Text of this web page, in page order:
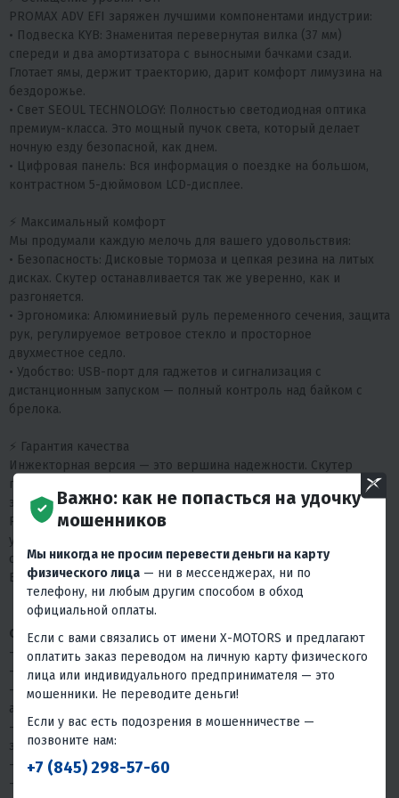
PROMAX ADV EFI заряжен лучшими компонентами индустрии:
• Подвеска KYB: Знаменитая перевернутая вилка (37 мм)
спереди и два амортизатора с выносными бачками сзади.
Глотает ямы, держит траекторию, дарит комфорт лимузина на
бездорожье.
• Свет SEOUL TECHNOLOGY: Полностью светодиодная оптика
премиум-класса. Это мощный пучок света, который делает
ночную езду безопасной, как днем.
• Цифровая панель: Вся информация о поездке на большом,
контрастном 5-дюймовом LCD-дисплее.
⚡ Максимальный комфорт
Мы продумали каждую мелочь для вашего удовольствия:
• Безопасность: Дисковые тормоза и цепкая резина на литых
дисках. Скутер останавливается так же уверенно, как и
разгоняется.
• Эргономика: Алюминиевый руль переменного сечения, защита
рук, регулируемое ветровое стекло и просторное
двухместное седло.
• Удобство: USB-порт для гаджетов и сигнализация с
дистанционным запуском — полный контроль над байком с
брелока.
⚡ Гарантия качества
Инжекторная версия — это вершина надежности. Скутер
проходит строжайший контроль на заводе. Мы подтверждаем
это делом: расширенная гарантия — 3 года.
PROMAX ADV 250 (49) EFI — технологии будущего, доступные
уже сегодня. Забудьте о сложностях. Просто нажмите кнопку
стартера и наслаждайтесь свободой.
Выбирайте лучшее. Выбирайте PROMAX с DELPHI.
Оборудование PROMAX ADV включает в себя:
- Полностью светодиодные фары компании SEUL TEHNOLOGI
- 5-дюймовый ЖК-дисплей
- Подвеску KYB с классической вилкой 37 мм и 2 задними
амортизаторами
- Тормоза от компании NENKI с передним диском 240 мм и
задним диском 220 мм
- Систему перемещения и дистанционного управления
- Регулируемое без инструментов ветровое стекло
Важно: как не попасться на удочку
мошенников
Мы никогда не просим перевести деньги на карту
физического лица — ни в мессенджерах, ни по
телефону, ни любым другим способом в обход
официальной оплаты.
Если с вами связались от имени X-MOTORS и предлагают
оплатить заказ переводом на личную карту физического
лица или индивидуального предпринимателя — это
мошенники. Не переводите деньги!
Если у вас есть подозрения в мошенничестве —
позвоните нам:
+7 (845) 298-57-60